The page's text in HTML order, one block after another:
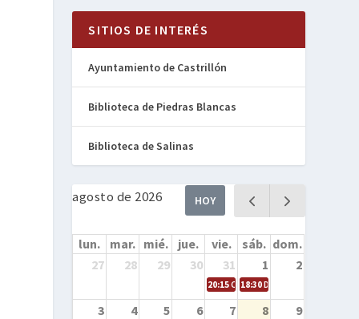
SITIOS DE INTERÉS
Ayuntamiento de Castrillón
Biblioteca de Piedras Blancas
Biblioteca de Salinas
agosto de 2026 HOY
lun. mar. mié. jue. vie. sáb. dom.
27
28 29 30 31 1 2
20:15Cine en la calle – Cómo
18:30Danza – Cita en el
3 4 5 6 7 8 9